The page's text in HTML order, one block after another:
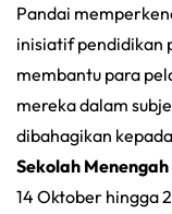
Pandai
inisiatif pendidikan
membantu para
mereka dalam
dibahagikan
Sekolah
14 Oktober hingga